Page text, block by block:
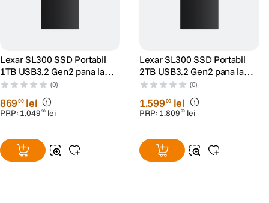
Lexar SL300 SSD Portabil
1TB USB3.2 Gen2 pana la
R1050/W1000
(0)
86990 lei
PRP: 1.049 90 lei
Lexar SL300 SSD Portabil
2TB USB3.2 Gen2 pana la
R1050/W1000
(0)
1.59900 lei
PRP: 1.809 99 lei